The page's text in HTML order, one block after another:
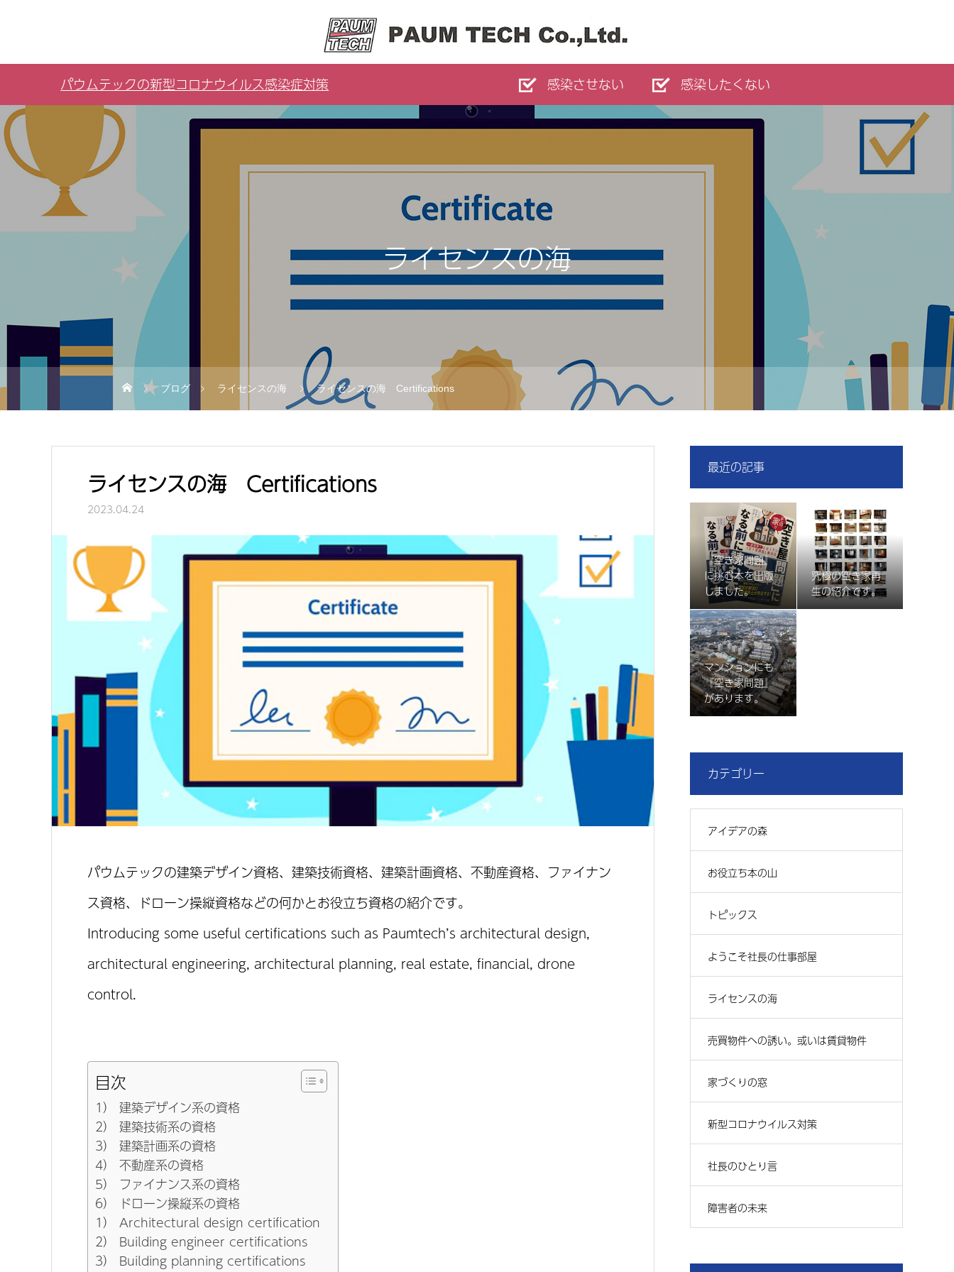
パウムテックの新型コロナウイルス感染症対策 感染させない 感染したくない
ライセンスの海
ブログ ライセンスの海 ライセンスの海 Certifications
ライセンスの海 Certifications
2023.04.24
パウムテックの建築デザイン資格、建築技術資格、建築計画資格、不動産資格、ファイナン
ス資格、ドローン操縦資格などの何かとお役立ち資格の紹介です。
Introducing some useful certifications such as Paumtech’s architectural design,
architectural engineering, architectural planning, real estate, financial, drone
control.
目次
1） 建築デザイン系の資格
2） 建築技術系の資格
3） 建築計画系の資格
4） 不動産系の資格
5） ファイナンス系の資格
6） ドローン操縦系の資格
1） Architectural design certification
2） Building engineer certifications
3） Building planning certifications
最近の記事
『空き家問題』
に挑む本を出版
しました。
究極の空き家再
生の紹介です。
マンションにも
『空き家問題』
があります。
カテゴリー
アイデアの森
お役立ち本の山
トピックス
ようこそ社長の仕事部屋
ライセンスの海
売買物件への誘い。或いは賃貸物件
家づくりの窓
新型コロナウイルス対策
社長のひとり言
障害者の未来